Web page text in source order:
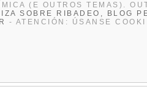
(E OUTROS TEMAS).
SOBRE RIBADEO, BLOG
- ATENCIÓN: ÚSANSE